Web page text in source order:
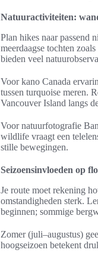
Natuuractiviteiten:
Plan hikes naar passend
meerdaagse tochten
bieden veel
Voor kano Canada
tussen turquoise meren.
Vancouver Island langs
Voor natuurfotografie
wildlife vraagt een
stille bewegingen.
Seizoensinvloeden op
Je route moet rekening
omstandigheden sterk.
beginnen; sommige
Zomer (juli–augustus)
hoogseizoen betekent